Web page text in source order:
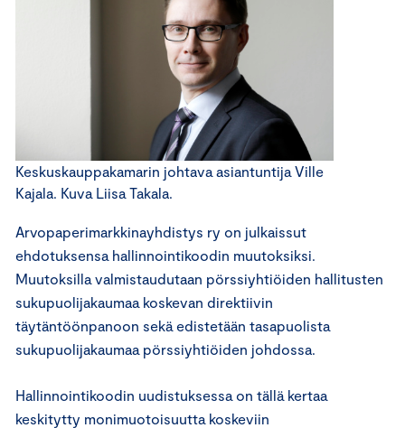
Keskuskauppakamarin johtava asiantuntija Ville
Kajala. Kuva Liisa Takala.
Arvopaperimarkkinayhdistys ry on julkaissut
ehdotuksensa hallinnointikoodin muutoksiksi.
Muutoksilla valmistaudutaan pörssiyhtiöiden hallitusten
sukupuolijakaumaa koskevan direktiivin
täytäntöönpanoon sekä edistetään tasapuolista
sukupuolijakaumaa pörssiyhtiöiden johdossa.
Hallinnointikoodin uudistuksessa on tällä kertaa
keskitytty monimuotoisuutta koskeviin